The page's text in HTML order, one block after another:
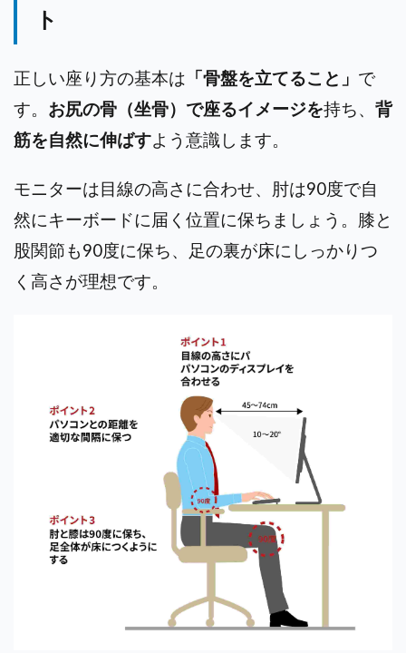
ト
正しい座り方の基本は 「骨盤を立てること」 で
す。 お尻の骨（坐骨）で座るイメージを持ち、 背
筋を自然に伸ばすよう意識します。
モニターは目線の高さに合わせ、肘は90度で自
然にキーボードに届く位置に保ちましょう。膝と
股関節も90度に保ち、足の裏が床にしっかりつ
く高さが理想です。